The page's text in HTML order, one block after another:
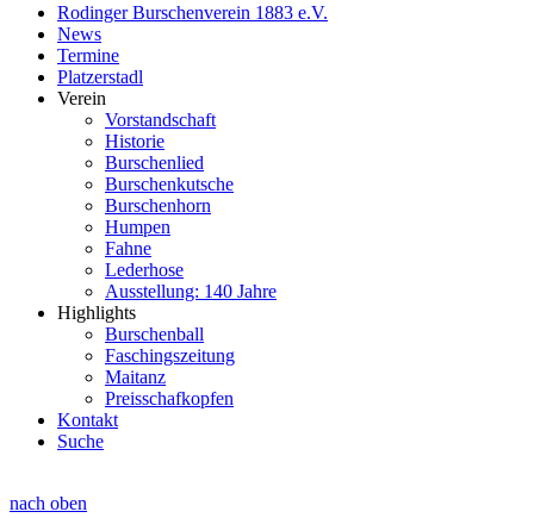
Rodinger Burschenverein 1883 e.V.
News
Termine
Platzerstadl
Verein
Vorstandschaft
Historie
Burschenlied
Burschenkutsche
Burschenhorn
Humpen
Fahne
Lederhose
Ausstellung: 140 Jahre
Highlights
Burschenball
Faschingszeitung
Maitanz
Preisschafkopfen
Kontakt
Suche
nach oben